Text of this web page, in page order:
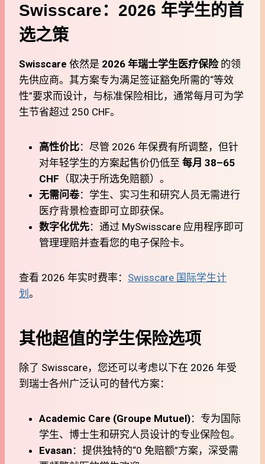
Swisscare：2026 年学生的首
选之策
Swisscare 依然是 2026 年瑞士学生医疗保险的领
先供应商。其方案专为满足签证豁免所需的“等效
性”要求而设计，与标准保险相比，通常每月可为学
生节省超过 250 CHF。
高性价比：尽管 2026 年保费有所调整，但针
对年轻学生的方案起售价仍低至 每月 38–65
CHF （取决于所选免赔额）。
无需问卷：学生、实习生和研究人员无需进行
医疗背景检查即可立即获保。
数字化优先：通过 MySwisscare 应用程序即可
管理理赔并查看您的电子保险卡。
查看 2026 年实时费率： Swisscare 国际学生计
划 。
其他超值的学生保险选项
除了 Swisscare，您还可以考虑以下在 2026 年受
到瑞士各州广泛认可的替代方案：
Academic Care (Groupe Mutuel)：专为国际
学生、博士生和研究人员设计的专业保险包。
Evasan ：提供独特的“0 免赔额”方案，深受需